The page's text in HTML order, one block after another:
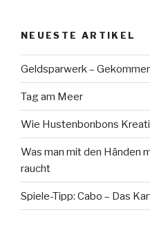
NEUESTE ARTIKEL
Geldsparwerk –
Tag am Meer
Wie Hustenbonbons
Was man mit den Händen
raucht
Spiele-Tipp: Cabo – Das